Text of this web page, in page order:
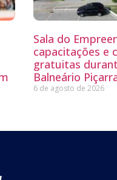
Sala do
capacitações e
gratuitas
Balneário
6 de agosto de 2026